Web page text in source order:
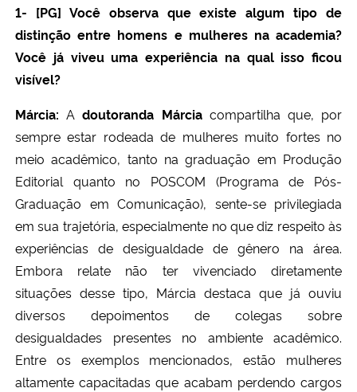
1- [PG] Você observa que existe algum tipo de
distinção entre homens e mulheres na academia?
Você já viveu uma experiência na qual isso ficou
visível?
Márcia:Adoutoranda Márciacompartilha que, por
sempre estar rodeada de mulheres muito fortes no
meio acadêmico, tanto na graduação em Produção
Editorial quanto no POSCOM (Programa de Pós-
Graduação em Comunicação), sente-se privilegiada
em sua trajetória, especialmente no que diz respeito às
experiências de desigualdade de gênero na área.
Embora relate não ter vivenciado diretamente
situações desse tipo, Márcia destaca que já ouviu
diversos depoimentos de colegas sobre
desigualdades presentes no ambiente acadêmico.
Entre os exemplos mencionados, estão mulheres
altamente capacitadas que acabam perdendo cargos